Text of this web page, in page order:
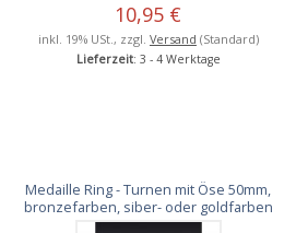
10,95 €
inkl. 19% USt., zzgl. Versand (Standard)
Lieferzeit: 3 - 4 Werktage
Medaille Ring - Turnen mit Öse 50mm,
bronzefarben, siber- oder goldfarben